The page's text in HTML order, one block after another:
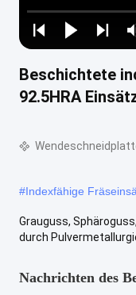
Play
Play
Play
Loaded:
0%
Beschichtete
92.5HRA
#Indexfähige
Grauguss,
durch
Nachrichten des